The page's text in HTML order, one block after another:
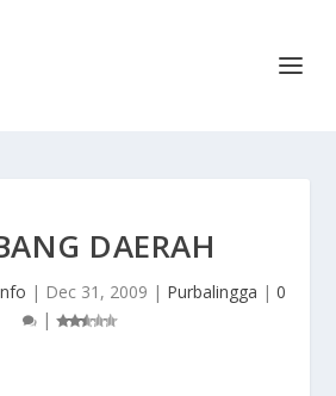
DAERAH
| Dec 31, 2009 | Purbalingga | 0
|